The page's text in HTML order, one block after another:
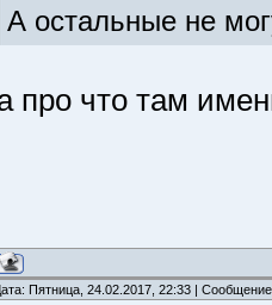
А остальные не
про что там
Пятница, 24.02.2017, 22:33 |